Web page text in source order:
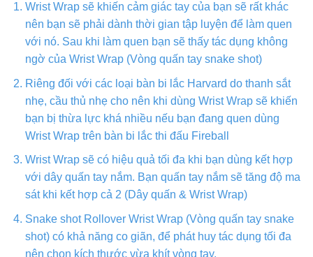
Wrist Wrap sẽ khiến cảm giác tay của bạn sẽ rất khác
nên bạn sẽ phải dành thời gian tập luyện để làm quen
với nó. Sau khi làm quen bạn sẽ thấy tác dụng không
ngờ của Wrist Wrap (Vòng quấn tay snake shot)
Riêng đối với các loại bàn bi lắc Harvard do thanh sắt
nhẹ, cầu thủ nhẹ cho nên khi dùng Wrist Wrap sẽ khiến
bạn bị thừa lực khá nhiều nếu bạn đang quen dùng
Wrist Wrap trên bàn bi lắc thi đấu Fireball
Wrist Wrap sẽ có hiệu quả tối đa khi bạn dùng kết hợp
với dây quấn tay nắm. Bạn quấn tay nắm sẽ tăng độ ma
sát khi kết hợp cả 2 (Dây quấn & Wrist Wrap)
Snake shot Rollover Wrist Wrap (Vòng quấn tay snake
shot) có khả năng co giãn, để phát huy tác dụng tối đa
nên chọn kích thước vừa khít vòng tay.